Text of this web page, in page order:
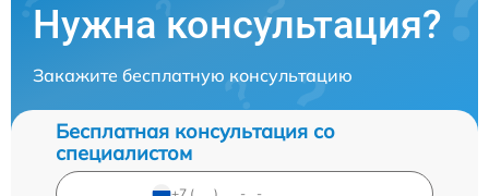
Нужна консультация?
Закажите бесплатную консультацию
Бесплатная консультация со
специалистом